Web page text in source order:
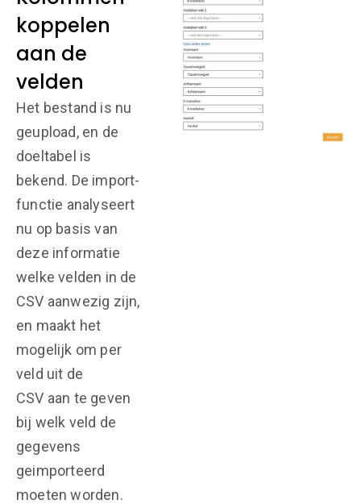
koppelen
aan de
velden
Het bestand is nu
geupload, en de
doeltabel is
bekend. De import-
functie analyseert
nu op basis van
deze informatie
welke velden in de
CSV aanwezig zijn,
en maakt het
mogelijk om per
veld uit de
CSV aan te geven
bij welk veld de
gegevens
geimporteerd
moeten worden.